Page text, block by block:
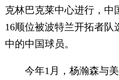
克林巴克莱中心进行，中
16顺位被波特兰开拓者队
中的中国球员。
今年1月，杨瀚森与美